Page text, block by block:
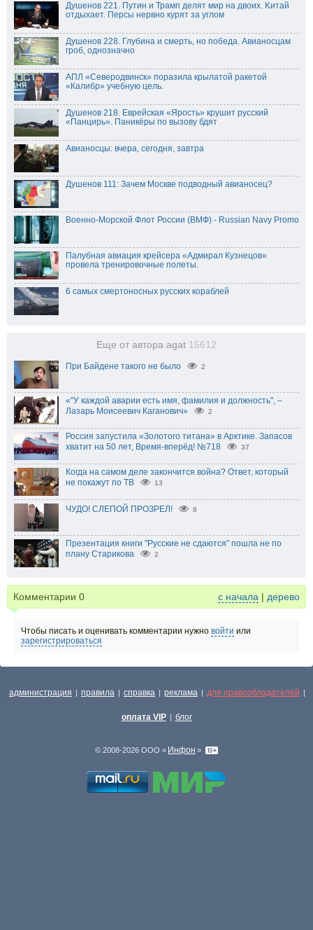
Душенов 221. Путин и Трамп дeлят миp на двоих. Kитай
отдыхает. Персы нервно курят за углом
Душенов 228. Глубина и смерть, но победа. Авианосцам
гроб, однозначно
АПЛ «Северодвинск» поразила крылатой ракетой
«Калибр» учебную цель.
Душенов 218. Еврейская «Ярость» крушит русский
«Панцирь». Паникёры по вызову бдят
Авианосцы: вчера, сегодня, завтра
Душенов 111: Зачем Москве подводный авианосец?
Военно-Морской Флот России (ВМФ) - Russian Navy Promo
Палубная авиация крейсера «Адмирал Кузнецов»
провела тренировочные полеты.
6 самых смертоносных русских кораблей
Еще от автора agat 15612
При Байдене такого не было 2
«"У каждой аварии есть имя, фамилия и должность", –
Лазарь Моисеевич Каганович»
2
Россия запустила «Золотого титана» в Арктике. Запасов
хватит на 50 лет, Время-вперёд! №718
37
Когда на самом деле закончится война? Ответ, который
не покажут по ТВ
13
ЧУДО! СЛЕПОЙ ПРОЗРЕЛ! 8
Презентация книги "Русские не сдаются" пошла не по
плану Старикова
2
Комментарии 0 с начала | дерево
Чтобы писать и оценивать комментарии нужно войти или
зарегистрироваться
администрация | правила | справка | реклама | для правообладателей |
оплата VIP | блог
© 2008-2026 ООО « Инфон »